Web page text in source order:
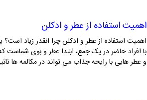
اهمیت استفاده از عطر و ادکلن
اهمیت استفاده از عطر و ادکلن چرا انقدر زیاد
با افراد حاضر در یک جمع، ابتدا عطر و بوی شماست
و عطر هایی با رایحه جذاب می تواند در مکالمه ها